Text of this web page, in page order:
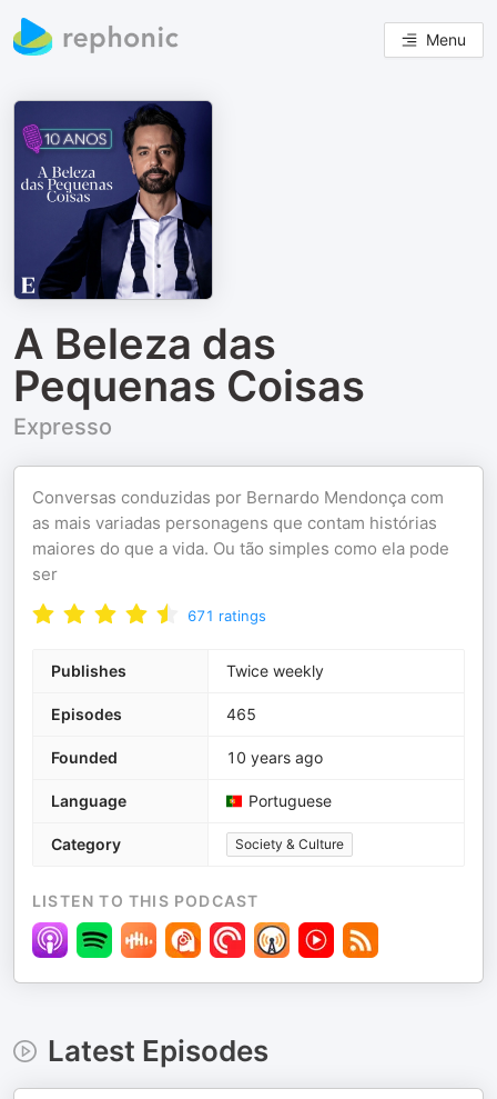
Menu
A Beleza das
Pequenas Coisas
Expresso
Conversas conduzidas por Bernardo Mendonça com
as mais variadas personagens que contam histórias
maiores do que a vida. Ou tão simples como ela pode
ser
671 ratings
Publishes Twice weekly
Episodes 465
Founded 10 years ago
Language Portuguese
Category Society & Culture
LISTEN TO THIS PODCAST
Latest Episodes